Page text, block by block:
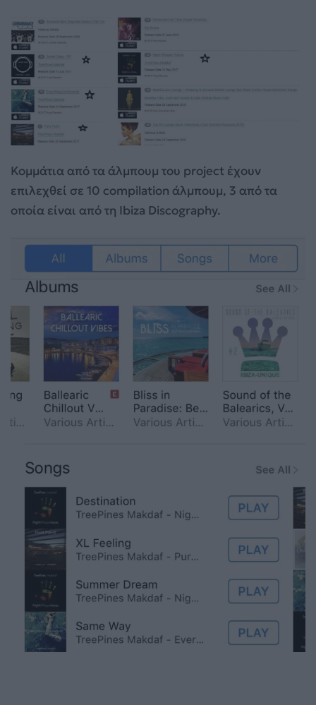
Κομμάτια από τα άλμπουμ του project έχουν
επιλεχθεί σε 10 compilation άλμπουμ, 3 από τα
οποία είναι από τη Ibiza Discography.